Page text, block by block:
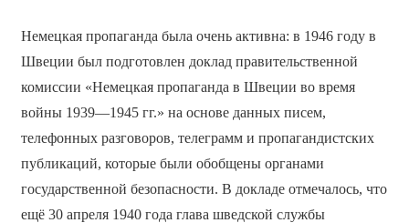
Немецкая пропаганда была очень активна: в 1946 году в
Швеции был подготовлен доклад правительственной
комиссии «Немецкая пропаганда в Швеции во время
войны 1939—1945 гг.» на основе данных писем,
телефонных разговоров, телеграмм и пропагандистских
публикаций, которые были обобщены органами
государственной безопасности. В докладе отмечалось, что
ещё 30 апреля 1940 года глава шведской службы